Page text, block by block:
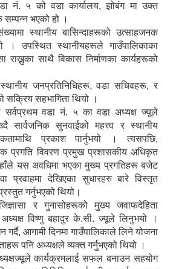
नं. ५ को वडा कार्यालय, झोबंग मा उक्त
भएको हो ।
स्थानीय बासिन्दाहरूको उत्साहजनक
। उपस्थित स्थानीयहरूले गाउँपालिकाका
राख्नुका साथै विकास निर्माणका कार्यहरूको
स्थानीय जनप्रतिनिधिहरू, वडा सचिवहरू, र
सक्रिय सहभागिता थियो ।
सर्वप्रथम वडा नं. ५ का वडा अध्यक्ष ज्यूले
सार्वजनिक सुनवाईको महत्त्व र स्थानीय
प्रकाश पार्नुभयो । त्यसपछि,
प्रगति विवरण प्रमुख प्रशासकीय अधिकृत
यस अवधिमा भएका मुख्य प्रगतिहरू बजेट
प्रवाहमा देखिएका सुधारहरु बारे विस्तृत
गर्नुभएको थियो।
र गुनासोहरूको मुख्य जवाफदेहिता
अध्यक्ष विष्णु बहादुर के.सी. ज्यूले लिनुभयो ।
गर्दै, आगामी दिनमा गाउँपालिकाले लिने योजना
पनि अध्यक्षले व्यक्त गर्नुभएको थियो ।
कार्यक्रमलाई सफल बनाउन सहयोग